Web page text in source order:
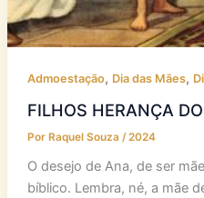
Admoestação, Dia das Mães,
FILHOS HERANÇA
Por Raquel Souza /2024
O desejo de Ana, de ser
bíblico. Lembra, né, a mãe